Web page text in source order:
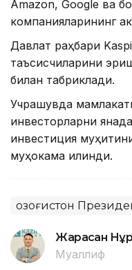
Amazon, Google ва
компанияларининг
Давлат раҳбари
таъсисчиларини
билан табриклади.
Учрашувда
инвесторларни
инвестиция
муҳокама қилинди.
Қозоғистон
Жарасқан
Муаллиф